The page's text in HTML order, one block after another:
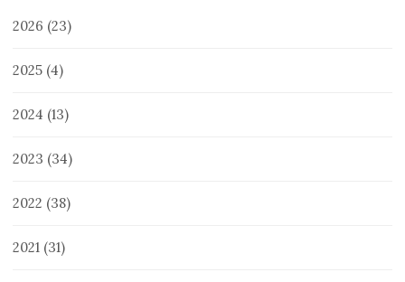
2026 (23)
2025 (4)
2024 (13)
2023 (34)
2022 (38)
2021 (31)